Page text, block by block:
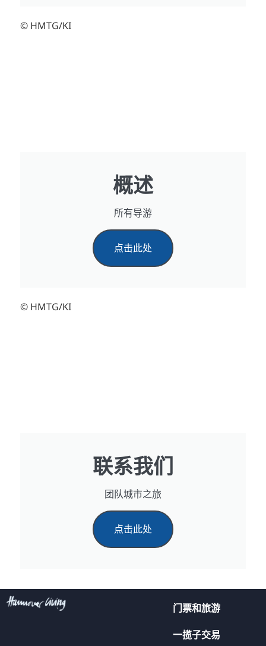
© HMTG/KI
概述
所有导游
点击此处
© HMTG/KI
联系我们
团队城市之旅
点击此处
门票和旅游
一揽子交易